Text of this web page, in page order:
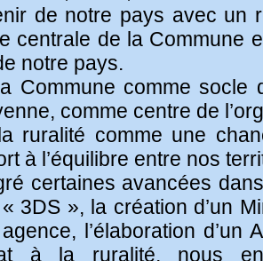
de notre pays avec
centrale de la Commune
notre pays.
Commune comme socle
comme centre de
ruralité comme une
à l’équilibre entre nos
certaines avancées
3DS », la création d’un
l’élaboration d’un
à la ruralité, nous